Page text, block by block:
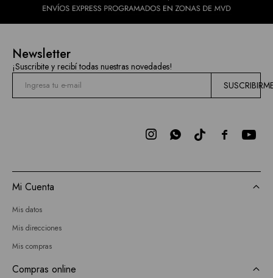
Newsletter
¡Suscribite y recibí todas nuestras novedades!

 
Mi Cuenta
Mis datos
Mis direcciones
Mis compras
Compras online